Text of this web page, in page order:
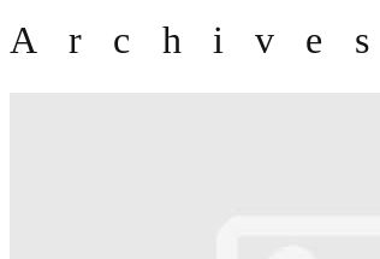
Archives